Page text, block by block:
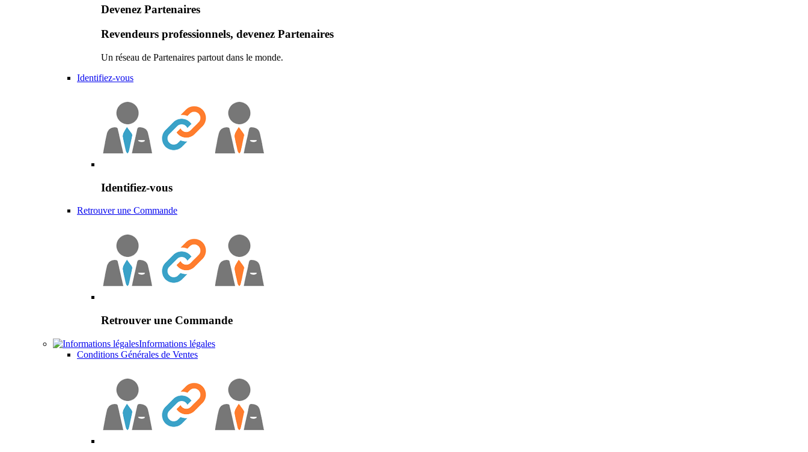
Devenez Partenaires
Revendeurs professionnels, devenez Partenaires
Un réseau de Partenaires partout dans le monde.
Identifiez-vous
Identifiez-vous
Retrouver une Commande
Retrouver une Commande
Informations légales
Conditions Générales de Ventes